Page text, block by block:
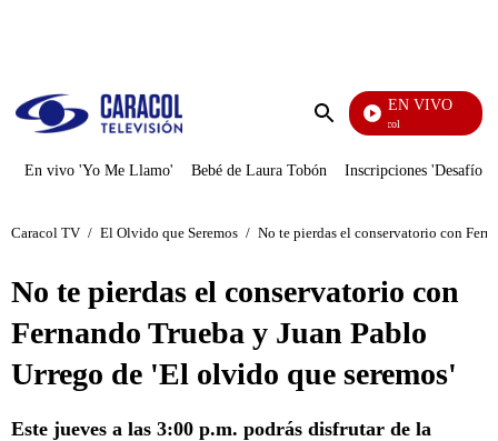
Enviar
EN VIVO
Noticias Caracol
En vivo 'Yo Me Llamo' Bebé de Laura Tobón Inscripciones 'Desafío'
Caracol TV / El Olvido que Seremos / No te pierdas el conservatorio con
No te pierdas el conservatorio con
Fernando Trueba y Juan Pablo
Urrego de 'El olvido que seremos'
Este jueves a las 3:00 p.m. podrás disfrutar de la